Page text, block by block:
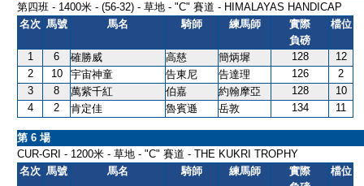
第四班 - 1400米 - (56-32) - 草地 - "C" 賽道 - HIMALAYAS HANDICAP
名次 馬號 馬名 騎師 練馬師
實際
負磅
檔位
1 6 確勝威 高慈 簡炳墀 128
12
2
10 宇宙神童 告東尼 告達理 126
2
3
8 萬紫千紅 伯嘉 約翰摩亞 128
10
4
2 肯定佳 魯賓遜 岳敦 134 11
第 6 場
CUR-GRI - 1200米 - 草地 - "C" 賽道 - THE KUKRI TROPHY
名次 馬號 馬名 騎師 練馬師
實際
檔位